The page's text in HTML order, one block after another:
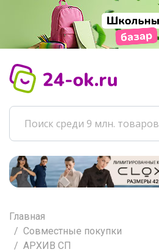
Главная
Совместные покупки
АРХИВ СП